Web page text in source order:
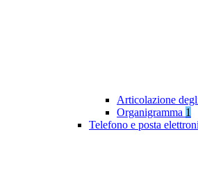
Articolazione
Organigramma 1
Telefono e posta